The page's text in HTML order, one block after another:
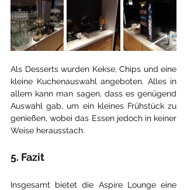
Als Desserts wurden Kekse, Chips und eine
kleine Kuchenauswahl angeboten. Alles in
allem kann man sagen, dass es genügend
Auswahl gab, um ein kleines Frühstück zu
genießen, wobei das Essen jedoch in keiner
Weise herausstach.
5. Fazit
Insgesamt bietet die Aspire Lounge eine